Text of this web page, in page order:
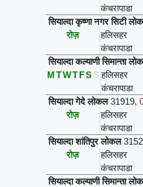
कंचरापाडा
सियाल्दा कृष्णा नगर सिटी
रोज़
हलिसहर
कंचरापाडा
सियाल्दा कल्याणी सिमान्ता
MTWTFSS हलिसहर
कंचरापाडा
सियाल्दा गेदे लोकल 31919,
रोज़
हलिसहर
कंचरापाडा
सियाल्दा शांतिपुर लोकल
रोज़
हलिसहर
कंचरापाडा
सियाल्दा कल्याणी सिमान्ता